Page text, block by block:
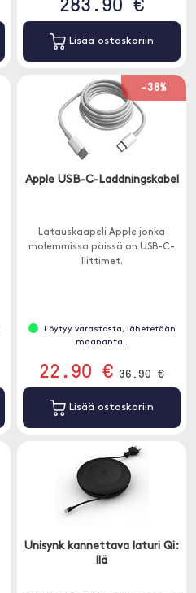
Lisää ostoskoriin
-38%
Apple USB-C-Laddningskabel
Latauskaapeli Apple jonka
molemmissa päissä on USB-C-
liittimet.
Löytyy varastosta, lähetetään
maananta..
22.90 € 36.90 €
Lisää ostoskoriin
Unisynk kannettava laturi Qi:
llä